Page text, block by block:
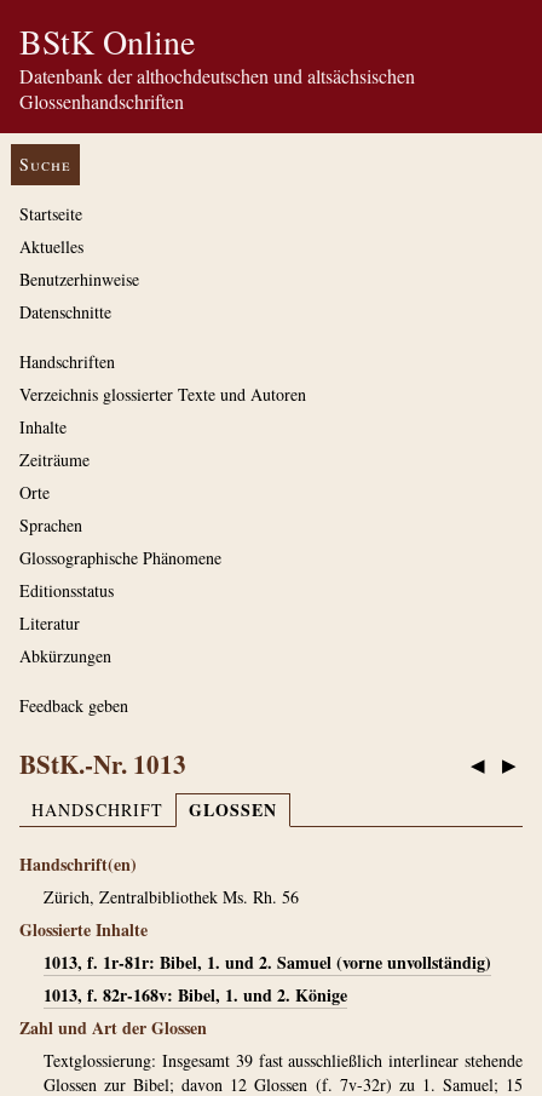
BStK Online
Datenbank der althochdeutschen und altsächsischen
Glossenhandschriften
Suche
Startseite
Aktuelles
Benutzerhinweise
Datenschnitte
Handschriften
Verzeichnis glossierter Texte und Autoren
Inhalte
Zeiträume
Orte
Sprachen
Glossographische Phänomene
Editionsstatus
Literatur
Abkürzungen
Feedback geben
◀ ▶
BStK.-Nr. 1013
HANDSCHRIFT GLOSSEN
Handschrift(en)
Zürich, Zentralbibliothek Ms. Rh. 56
Glossierte Inhalte
1013, f. 1r-81r: Bibel, 1. und 2. Samuel (vorne unvollständig)
1013, f. 82r-168v: Bibel, 1. und 2. Könige
Zahl und Art der Glossen
Textglossierung: Insgesamt 39 fast ausschließlich interlinear stehende
Glossen zur Bibel; davon 12 Glossen (f. 7v-32r) zu 1. Samuel; 15